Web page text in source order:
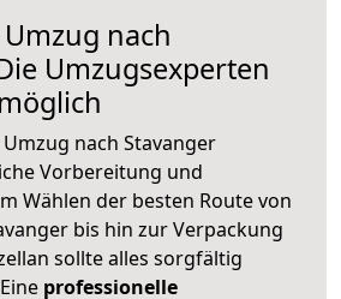
nach
Umzugsexperten
nach Stavanger
Vorbereitung und
Wählen der besten Route von
bis hin zur Verpackung
sollte alles sorgfältig
professionelle